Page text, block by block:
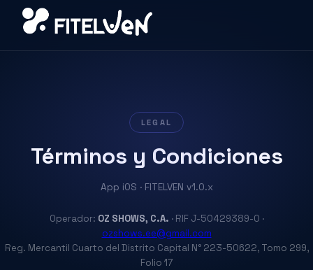
LEGAL
Términos y Condiciones
App iOS · FITELVEN v1.0.x
Operador: OZ SHOWS, C.A. · RIF J-50429389-0 ·
ozshows.ee@gmail.com
Reg. Mercantil Cuarto del Distrito Capital N° 223-50622, Tomo 299,
Folio 17